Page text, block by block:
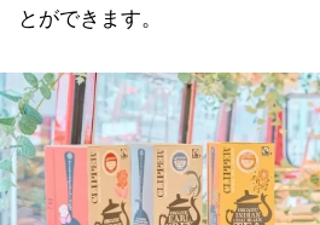
とができます。